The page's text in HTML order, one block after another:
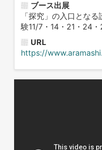
ブース出展
「探究」の入口とな
験11/7・14・21・24
URL
https://